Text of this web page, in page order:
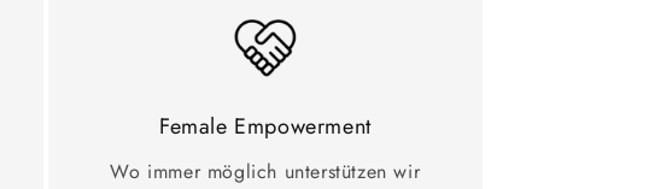
Female Empowerment
Wo immer möglich unterstützen wir